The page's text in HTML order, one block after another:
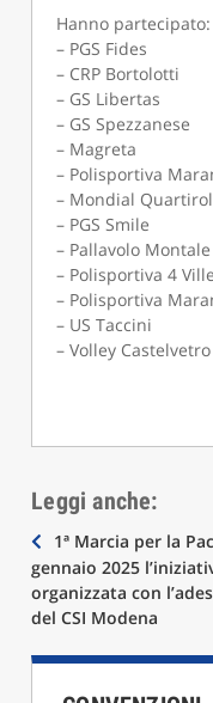
Hanno partecipato:
– PGS Fides
– CRP Bortolotti
– GS Libertas
– GS Spezzanese
– Magreta
– Polisportiva
– Mondial
– PGS Smile
– Pallavolo Montale
– Polisportiva 4 Ville
– Polisportiva
– US Taccini
– Volley Castelvetro
Leggi anche:
Navigazione
articoli
1ª Marcia per la
gennaio 2025
organizzata con
del CSI Modena